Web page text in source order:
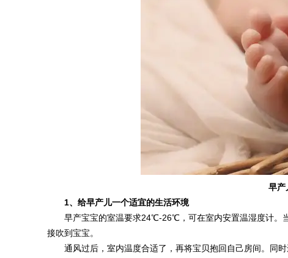
早产
1、 给早产儿一个适宜的生活环境
早产宝宝的室温要求24℃-26℃，可在室内安置温湿度计。
接吹到宝宝。
通风过后，室内温度合适了，再将宝贝抱回自己房间。同